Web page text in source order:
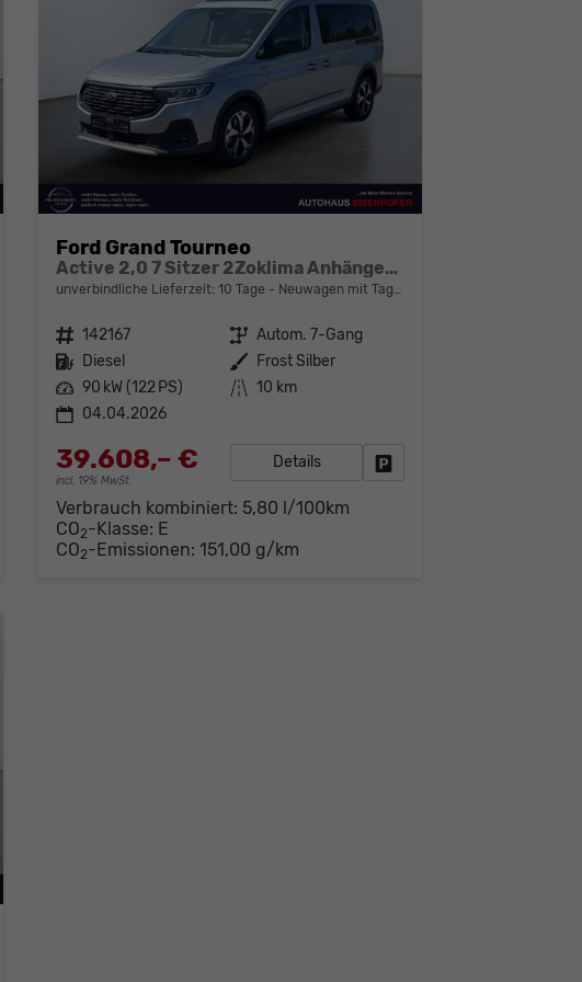
parken
Ford Grand Tourneo
Active 2,0 7 Sitzer 2Zoklima Anhängerkupplung Panoramadach AGR Sitze Sitzheizung Einparkhilfe Kamera 17 Zoll Leichtmetall ACC
unverbindliche Lieferzeit:10 Tage Neuwagen mit Tageszulassung
Fahrzeugnr. 142167 Getriebe Autom. 7-Gang
Kraftstoff Diesel Außenfarbe Frost Silber
Leistung 90 kW (122 PS) Kilometerstand 10 km
04.04.2026
39.608,– €
incl. 19% MwSt.
Details
Verbrauch kombiniert: 5,80 l/100km
CO2-Klasse: E
CO2-Emissionen:151,00 g/km